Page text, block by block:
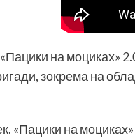
на моциках»
зокрема на
«Пацики на